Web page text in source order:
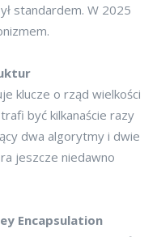
standardem. W 2025
klucze o rząd wielkości
być kilkanaście razy
dwa algorytmy i dwie
jeszcze niedawno
Encapsulation